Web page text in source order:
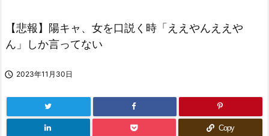
【悲報】陽キャ、女を口説く時「ええやんええや
ん」しか言ってない
 2023年11月30日
Copy